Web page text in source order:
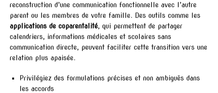
reconstruction d’une communication fonctionnelle avec l’autre
parent ou les membres de votre famille. Des outils comme les
applications de coparentalité, qui permettent de partager
calendriers, informations médicales et scolaires sans
communication directe, peuvent faciliter cette transition vers une
relation plus apaisée.
Privilégiez des formulations précises et non ambiguës dans
les accords